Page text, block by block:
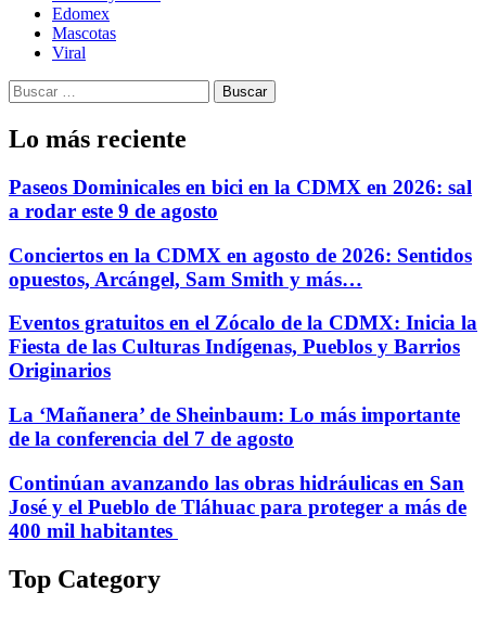
Edomex
Mascotas
Viral
Buscar:
Lo más reciente
Paseos Dominicales en bici en la CDMX en 2026: sal
a rodar este 9 de agosto
Conciertos en la CDMX en agosto de 2026: Sentidos
opuestos, Arcángel, Sam Smith y más…
Eventos gratuitos en el Zócalo de la CDMX: Inicia la
Fiesta de las Culturas Indígenas, Pueblos y Barrios
Originarios
La ‘Mañanera’ de Sheinbaum: Lo más importante
de la conferencia del 7 de agosto
Continúan avanzando las obras hidráulicas en San
José y el Pueblo de Tláhuac para proteger a más de
400 mil habitantes
Top Category